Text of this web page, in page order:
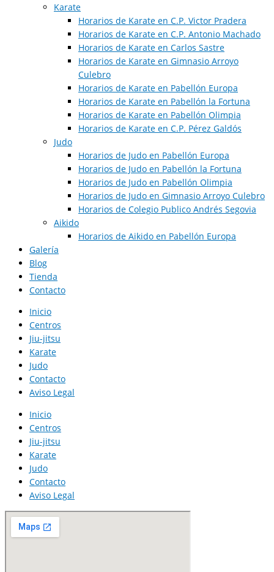
Karate
Horarios de Karate en C.P. Victor Pradera
Horarios de Karate en C.P. Antonio Machado
Horarios de Karate en Carlos Sastre
Horarios de Karate en Gimnasio Arroyo
Culebro
Horarios de Karate en Pabellón Europa
Horarios de Karate en Pabellón la Fortuna
Horarios de Karate en Pabellón Olimpia
Horarios de Karate en C.P. Pérez Galdós
Judo
Horarios de Judo en Pabellón Europa​
Horarios de Judo en Pabellón la Fortuna
Horarios de Judo en Pabellón Olimpia
Horarios de Judo en Gimnasio Arroyo Culebro
Horarios de Colegio Publico Andrés Segovia
Aikido
Horarios de Aikido en Pabellón Europa​
Galería
Blog
Tienda
Contacto
Inicio
Centros
Jiu-jitsu
Karate
Judo
Contacto
Aviso Legal
Inicio
Centros
Jiu-jitsu
Karate
Judo
Contacto
Aviso Legal